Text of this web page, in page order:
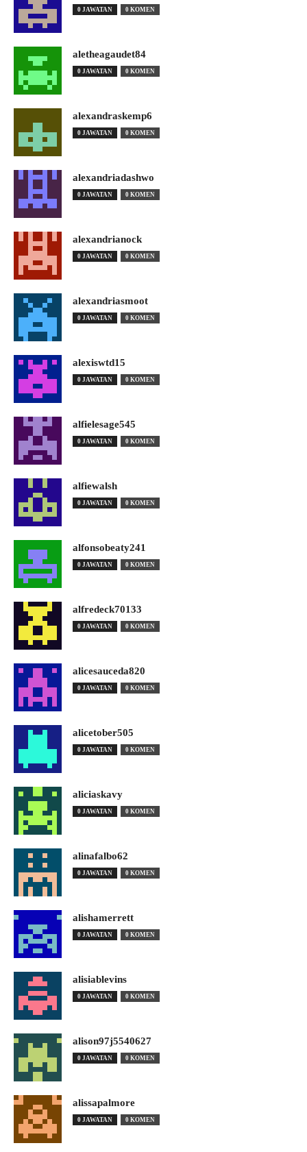
0 JAWATAN 0 KOMEN
aletheagaudet84
0 JAWATAN 0 KOMEN
alexandraskemp6
0 JAWATAN 0 KOMEN
alexandriadashwo
0 JAWATAN 0 KOMEN
alexandrianock
0 JAWATAN 0 KOMEN
alexandriasmoot
0 JAWATAN 0 KOMEN
alexiswtd15
0 JAWATAN 0 KOMEN
alfielesage545
0 JAWATAN 0 KOMEN
alfiewalsh
0 JAWATAN 0 KOMEN
alfonsobeaty241
0 JAWATAN 0 KOMEN
alfredeck70133
0 JAWATAN 0 KOMEN
alicesauceda820
0 JAWATAN 0 KOMEN
alicetober505
0 JAWATAN 0 KOMEN
aliciaskavy
0 JAWATAN 0 KOMEN
alinafalbo62
0 JAWATAN 0 KOMEN
alishamerrett
0 JAWATAN 0 KOMEN
alisiablevins
0 JAWATAN 0 KOMEN
alison97j5540627
0 JAWATAN 0 KOMEN
alissapalmore
0 JAWATAN 0 KOMEN